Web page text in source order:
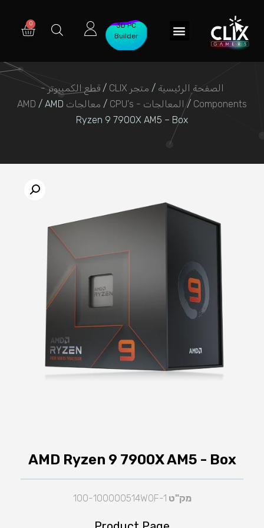
3D PC
Builder
الصفحة الرئيسية / متجر CLIX /قطع الكمبيوتر -
Components
/ المعالجات - CPU's / معالجات AMD / AMD
Ryzen 9 7900X AM5 – Box
AMD Ryzen 9 7900X AM5 - Box
מק"ט 100-100000514WOF-1